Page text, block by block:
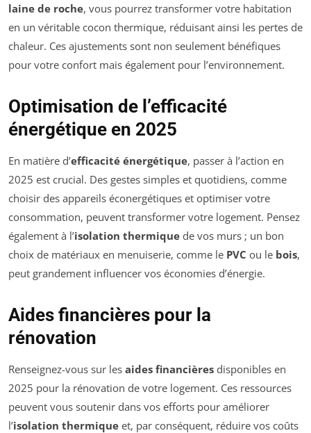
laine de roche, vous pourrez transformer votre habitation
en un véritable cocon thermique, réduisant ainsi les pertes de
chaleur. Ces ajustements sont non seulement bénéfiques
pour votre confort mais également pour l’environnement.
Optimisation de l’efficacité
énergétique en 2025
En matière d’efficacité énergétique, passer à l’action en
2025 est crucial. Des gestes simples et quotidiens, comme
choisir des appareils éconergétiques et optimiser votre
consommation, peuvent transformer votre logement. Pensez
également à l’isolation thermique de vos murs ; un bon
choix de matériaux en menuiserie, comme le PVC ou le bois,
peut grandement influencer vos économies d’énergie.
Aides financières pour la
rénovation
Renseignez-vous sur les aides financières disponibles en
2025 pour la rénovation de votre logement. Ces ressources
peuvent vous soutenir dans vos efforts pour améliorer
l’isolation thermique et, par conséquent, réduire vos coûts